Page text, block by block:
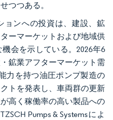
つつある。
ョンへの投資は、建設、鉱
ーマーケットおよび地域供
会を示している。2026年6
鉱業アフターマーケット需
力を持つ油圧ポンプ製造の
トを発表し、車両群の更新
高く稼働率の高い製品への
Pumps & Systemsによ